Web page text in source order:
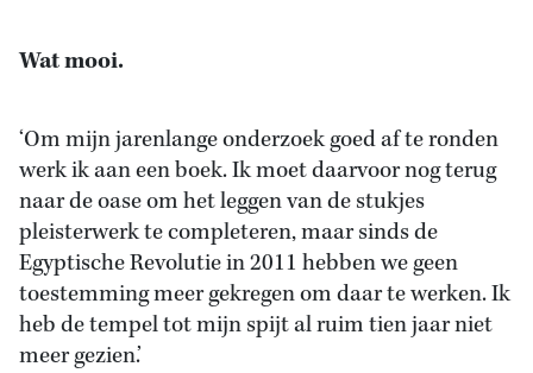
Wat mooi.
‘Om mijn jarenlange onderzoek goed af te ronden
werk ik aan een boek. Ik moet daarvoor nog terug
naar de oase om het leggen van de stukjes
pleisterwerk te completeren, maar sinds de
Egyptische Revolutie in 2011 hebben we geen
toestemming meer gekregen om daar te werken. Ik
heb de tempel tot mijn spijt al ruim tien jaar niet
meer gezien.’